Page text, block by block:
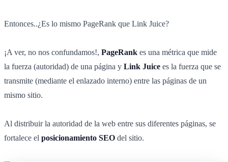
Entonces..¿Es lo mismo PageRank que Link Juice?
¡A ver, no nos confundamos!, PageRank es una métrica que mide
la fuerza (autoridad) de una página y Link Juice es la fuerza que se
transmite (mediante el enlazado interno) entre las páginas de un
mismo sitio.
Al distribuir la autoridad de la web entre sus diferentes páginas, se
fortalece el posicionamiento SEO del sitio.